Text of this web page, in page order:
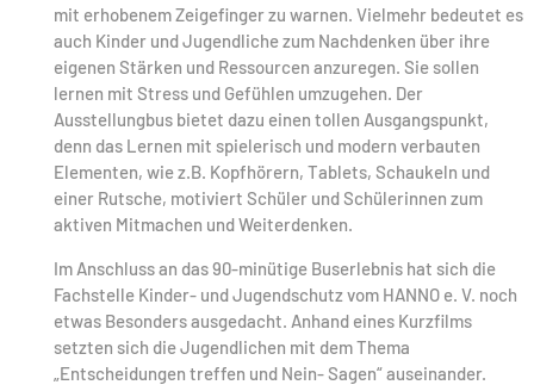
mit erhobenem Zeigefinger zu warnen. Vielmehr bedeutet es
auch Kinder und Jugendliche zum Nachdenken über ihre
eigenen Stärken und Ressourcen anzuregen. Sie sollen
lernen mit Stress und Gefühlen umzugehen. Der
Ausstellungbus bietet dazu einen tollen Ausgangspunkt,
denn das Lernen mit spielerisch und modern verbauten
Elementen, wie z.B. Kopfhörern, Tablets, Schaukeln und
einer Rutsche, motiviert Schüler und Schülerinnen zum
aktiven Mitmachen und Weiterdenken.
Im Anschluss an das 90-minütige Buserlebnis hat sich die
Fachstelle Kinder- und Jugendschutz vom HANNO e. V. noch
etwas Besonders ausgedacht. Anhand eines Kurzfilms
setzten sich die Jugendlichen mit dem Thema
„Entscheidungen treffen und Nein- Sagen“ auseinander.